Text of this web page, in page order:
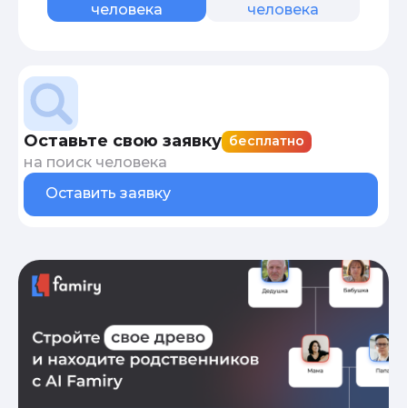
человека
человека
Оставьте свою заявку бесплатно
на поиск человека
Оставить заявку